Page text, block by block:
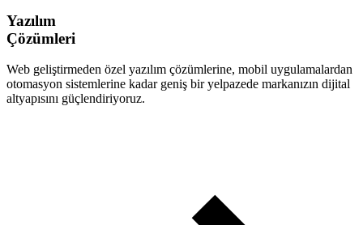
Yazılım
Çözümleri
Web geliştirmeden özel yazılım çözümlerine, mobil uygulamalardan
otomasyon sistemlerine kadar geniş bir yelpazede markanızın dijital
altyapısını güçlendiriyoruz.